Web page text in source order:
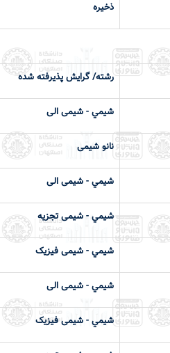
ذخيره
رشته/ گرایش پذیرفته شده
شيمي - شیمی الی
نانو شیمی
شيمي - شیمی الی
شيمي - شیمی تجزیه
شيمي - شیمی فیزیک
شيمي - شیمی الی
شيمي - شیمی فیزیک